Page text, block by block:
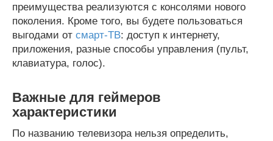
преимущества реализуются с консолями нового
поколения. Кроме того, вы будете пользоваться
выгодами от смарт-ТВ: доступ к интернету,
приложения, разные способы управления (пульт,
клавиатура, голос).
Важные для геймеров
характеристики
По названию телевизора нельзя определить,